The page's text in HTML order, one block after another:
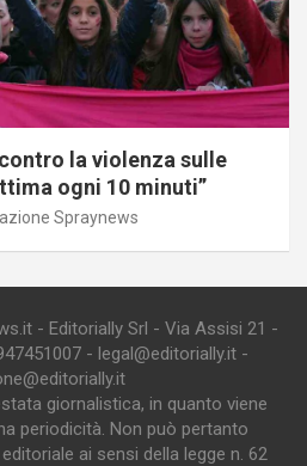
la violenza sulle
ogni 10 minuti”
Spraynews
- Editorially Srl - Via Assisi 21 -
- legal@editorially.it -
giornalistica, in quanto viene
periodicità. Non può pertanto
ai sensi della legge n. 62